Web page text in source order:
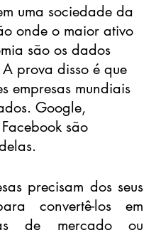
uma sociedade da
onde o maior ativo
são os dados
A prova disso é que
empresas mundiais
Google,
são
precisam dos seus
convertê-los em
de mercado ou